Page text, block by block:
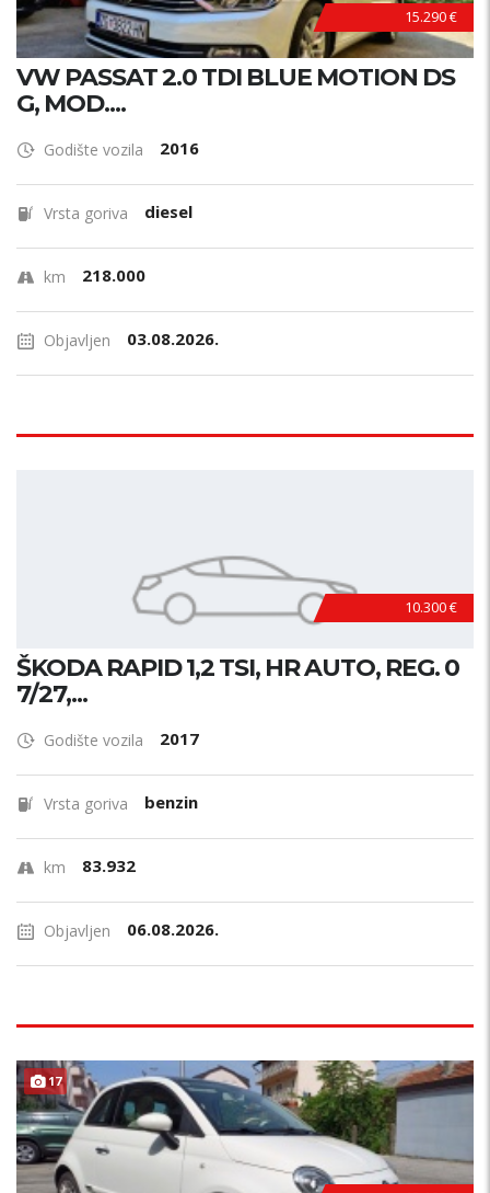
15.290 €
VW PASSAT 2.0 TDI BLUE MOTION DS
G, MOD....
Godište vozila 2016
Vrsta goriva diesel
km 218.000
Objavljen 03.08.2026.
10.300 €
ŠKODA RAPID 1,2 TSI, HR AUTO, REG. 0
7/27,...
Godište vozila 2017
Vrsta goriva benzin
km 83.932
Objavljen 06.08.2026.
17